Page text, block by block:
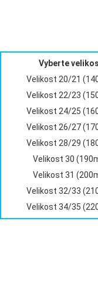
Velikost 24/25
Vyberte
Velikost 20/21
Velikost 22/23
Velikost 24/25
Velikost 26/27
Velikost 28/29
Velikost 30
Velikost 31
Velikost 32/33
Velikost 34/35
VLOŽIT DO
DUX relaxační
Relaxační obuv DUX je
dokonale tlumí /
postoje a k jeho
z něho nedochází k